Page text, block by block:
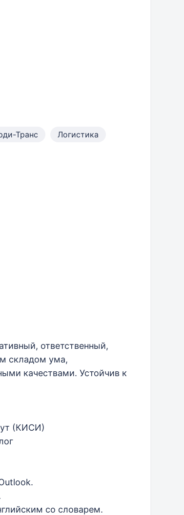
Транс Логистика
ответственный,
складом ума,
качествами. Устойчив к
(КИСИ)
со словарем.